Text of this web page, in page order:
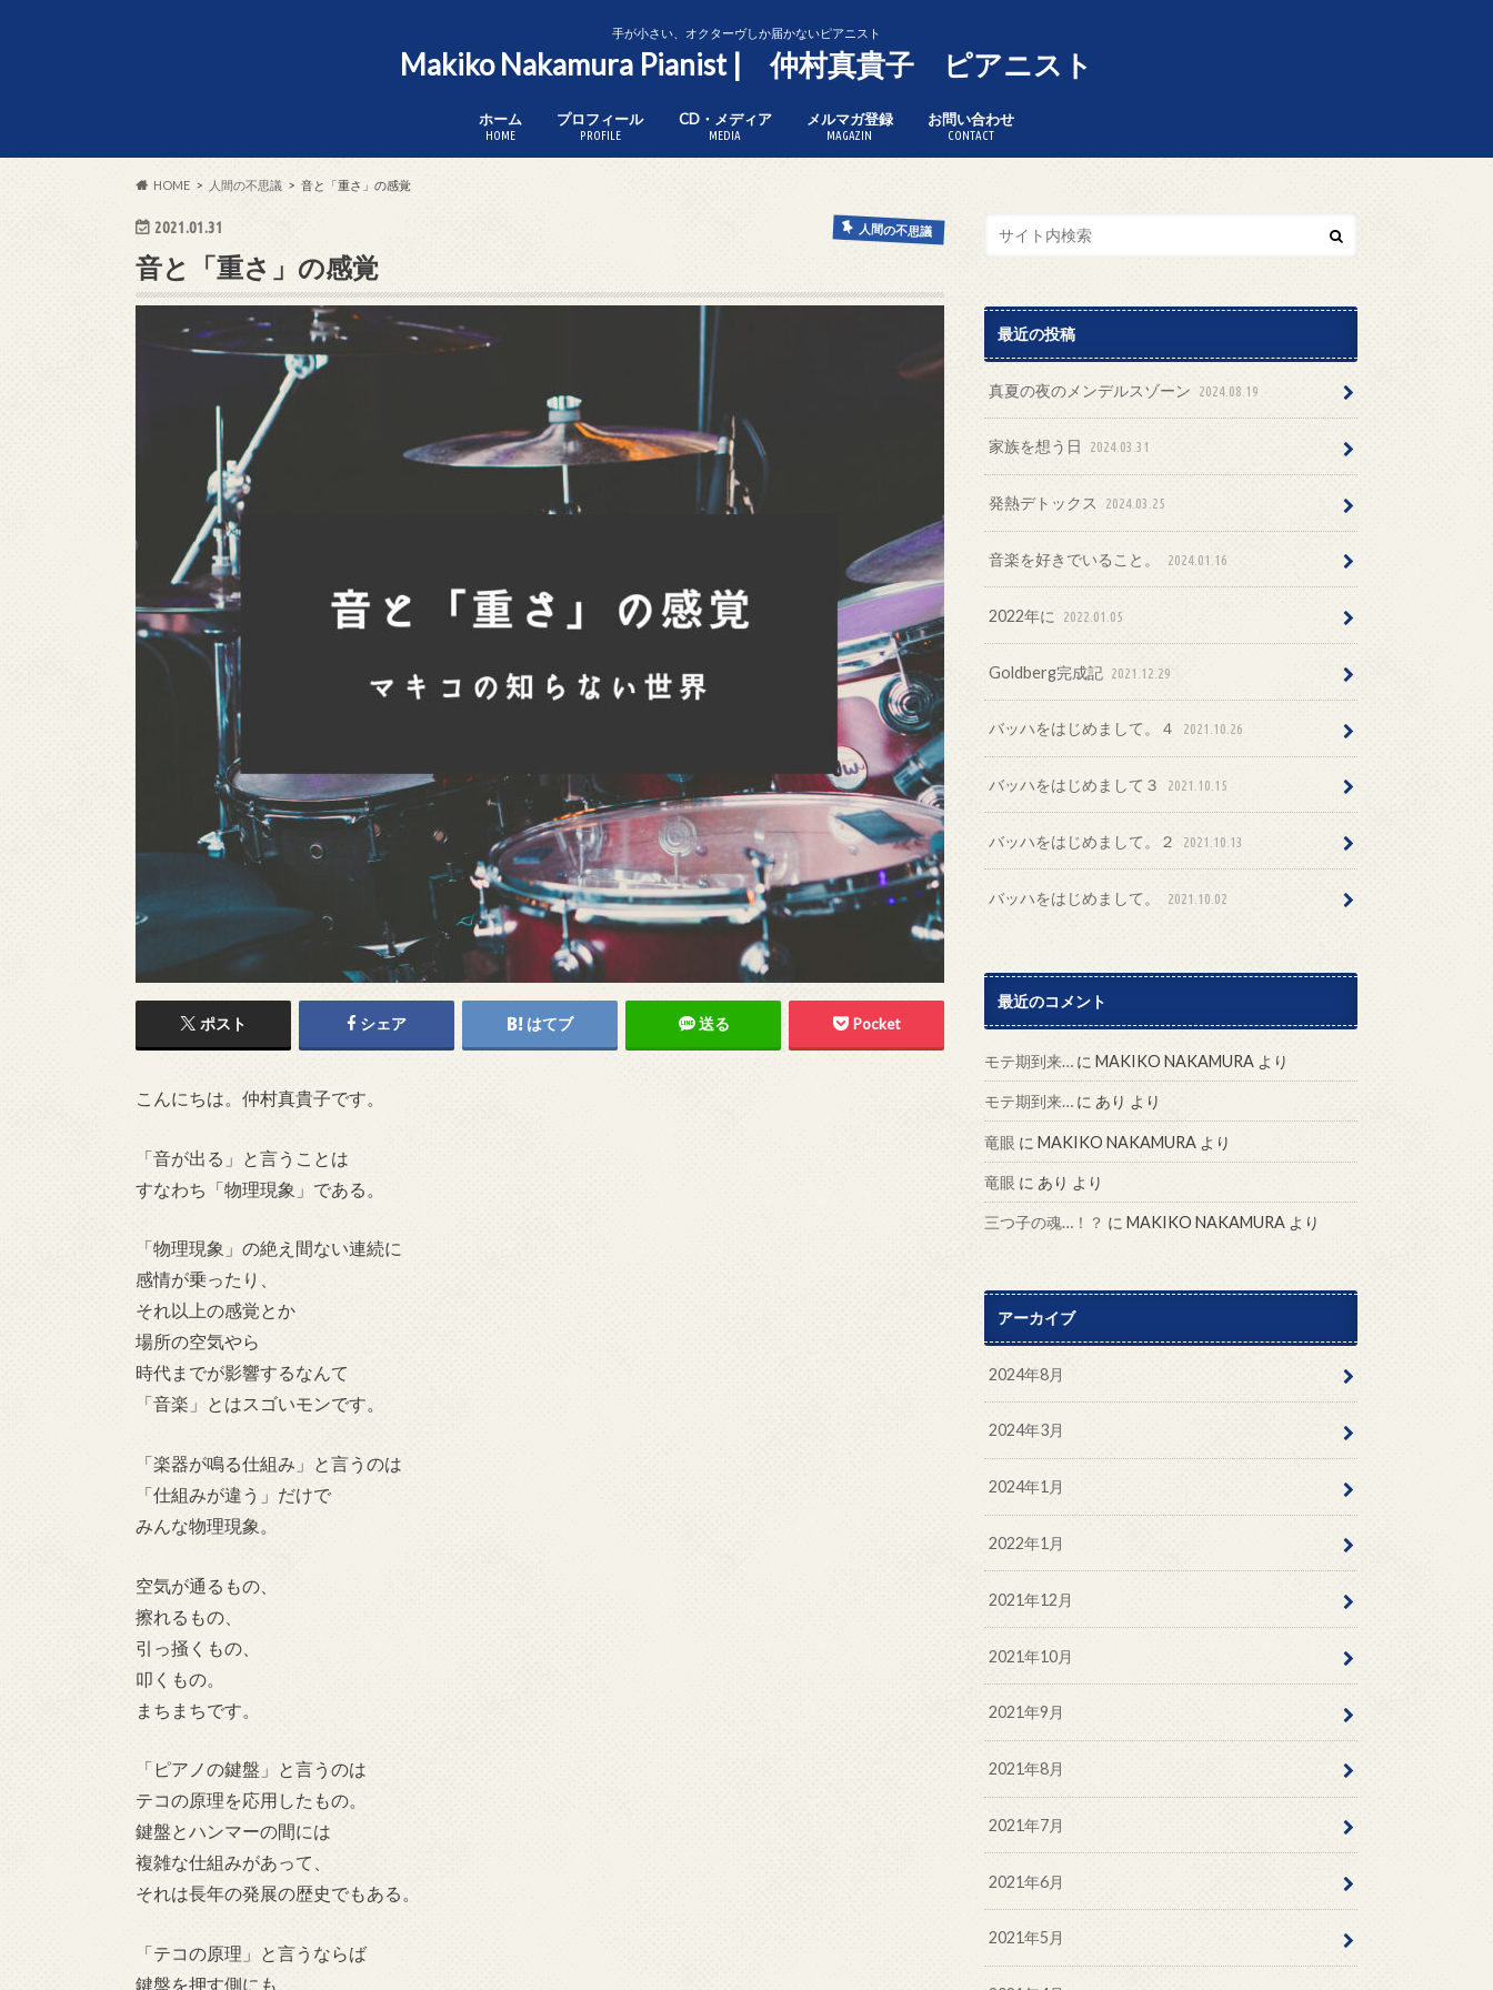
手が小さい、オクターヴしか届かないピアニスト
Makiko Nakamura Pianist | 仲村真貴子 ピアニスト
ホーム
HOME
プロフィール
PROFILE
CD・メディア
MEDIA
メルマガ登録
MAGAZIN
お問い合わせ
CONTACT
HOME 人間の不思議 音と「重さ」の感覚
2021.01.31 人間の不思議
音と「重さ」の感覚
ポスト シェア はてブ 送る Pocket
こんにちは。仲村真貴子です。
「音が出る」と言うことは
すなわち「物理現象」である。
「物理現象」の絶え間ない連続に
感情が乗ったり、
それ以上の感覚とか
場所の空気やら
時代までが影響するなんて
「音楽」とはスゴいモンです。
「楽器が鳴る仕組み」と言うのは
「仕組みが違う」だけで
みんな物理現象。
空気が通るもの、
擦れるもの、
引っ掻くもの、
叩くもの。
まちまちです。
「ピアノの鍵盤」と言うのは
テコの原理を応用したもの。
鍵盤とハンマーの間には
複雑な仕組みがあって、
それは長年の発展の歴史でもある。
「テコの原理」と言うならば
鍵盤を押す側にも
最近の投稿
真夏の夜のメンデルスゾーン 2024.08.19
家族を想う日 2024.03.31
発熱デトックス 2024.03.25
音楽を好きでいること。 2024.01.16
2022年に 2022.01.05
Goldberg完成記 2021.12.29
バッハをはじめまして。４ 2021.10.26
バッハをはじめまして３ 2021.10.15
バッハをはじめまして。２ 2021.10.13
バッハをはじめまして。 2021.10.02
最近のコメント
モテ期到来… に MAKIKO NAKAMURA より
モテ期到来… に あり より
竜眼 に MAKIKO NAKAMURA より
竜眼 に あり より
三つ子の魂…！？ に MAKIKO NAKAMURA より
アーカイブ
2024年8月
2024年3月
2024年1月
2022年1月
2021年12月
2021年10月
2021年9月
2021年8月
2021年7月
2021年6月
2021年5月